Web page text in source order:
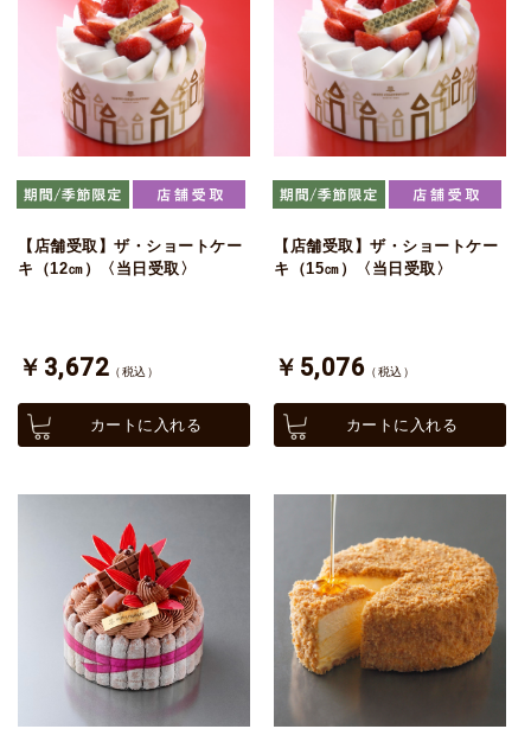
【店舗受取】ザ・ショートケー
キ（12㎝）〈当日受取〉
￥3,672 （税込）
カートに入れる
【店舗受取】ザ・ショートケー
キ（15㎝）〈当日受取〉
￥5,076 （税込）
カートに入れる